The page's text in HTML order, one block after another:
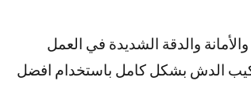
والدقة الشديدة في العمل
الدش بشكل كامل باستخدام افضل